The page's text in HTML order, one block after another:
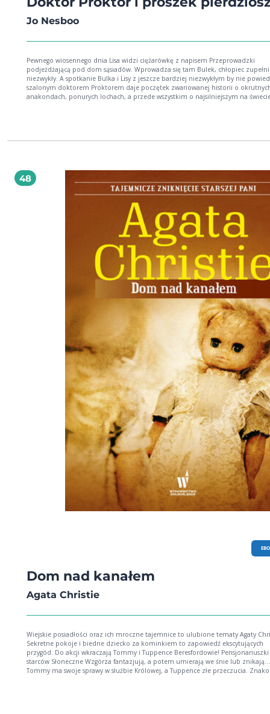
Jo Nesboo
Pewnego wiosennego dnia Lisa widzi ciężarówkę z napisem Przeprowadzki
podjeżdżającą pod dom sąsiadów. Wprowadza się tam Bulek, chłopiec zupełnie
niezwykły. A spotkanie Bulka i Lisy z jeszcze bardziej niezwykłym by nie powiedzieć
szalonym doktorem Proktorem daje poczętek zwariowanej historii o okrutnych
anakondach, ponurych lochach, a przede wszystkim o najsilniejszym na świecie
48
Dom nad kanałem
Agata Christie
Wiejskie posiadłości oraz ich mroczne tajemnice to ulubione tematy Agaty
Sekretne pokoje i biedne dziecko za kominkiem to zapowiedź ekscytujących
przygód. Do akcji wkraczają Tommy i Tuppence Beresfordowie!
starców Słoneczne Wzgórza fantazjują, a potem umierają we śnie lub znikają...
Tommy ma swoje sprawy w służbie Królowej, a Tuppence złe przeczucia. Znakomita